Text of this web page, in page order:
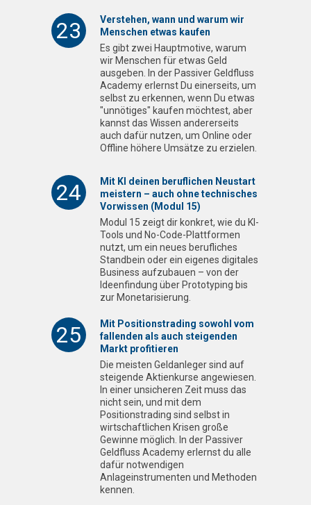
23
Verstehen, wann und warum wir
Menschen etwas kaufen
Es gibt zwei Hauptmotive, warum
wir Menschen für etwas Geld
ausgeben. In der Passiver Geldfluss
Academy erlernst Du einerseits, um
selbst zu erkennen, wenn Du etwas
"unnötiges" kaufen möchtest, aber
kannst das Wissen andererseits
auch dafür nutzen, um Online oder
Offline höhere Umsätze zu erzielen.
24
Mit KI deinen beruflichen Neustart
meistern – auch ohne technisches
Vorwissen (Modul 15)
Modul 15 zeigt dir konkret, wie du KI-
Tools und No-Code-Plattformen
nutzt, um ein neues berufliches
Standbein oder ein eigenes digitales
Business aufzubauen – von der
Ideenfindung über Prototyping bis
zur Monetarisierung.
25
Mit Positionstrading sowohl vom
fallenden als auch steigenden
Markt profitieren
Die meisten Geldanleger sind auf
steigende Aktienkurse angewiesen.
In einer unsicheren Zeit muss das
nicht sein, und mit dem
Positionstrading sind selbst in
wirtschaftlichen Krisen große
Gewinne möglich. In der Passiver
Geldfluss Academy erlernst du alle
dafür notwendigen
Anlageinstrumenten und Methoden
kennen.